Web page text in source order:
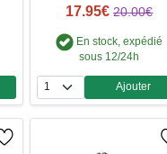
17.95€ 20.00€
En stock, expédié
sous 12/24h
Quantité
Ajouter